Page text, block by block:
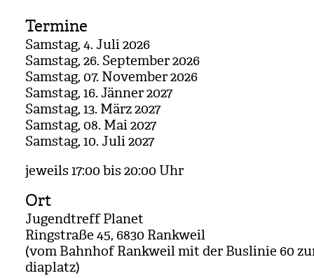
Termine
Sams­tag, 4. Juli 2026
Sams­tag, 26. Sep­tem­ber 2026
Sams­tag, 07. Novem­ber 2026
Sams­tag, 16. Jän­ner 2027
Sams­tag, 13. März 2027
Sams­tag, 08. Mai 2027
Sams­tag, 10. Juli 2027
jeweils 17:00 bis 20:00 Uhr
Ort
Jugend­treff Pla­net
Ring­straße 45, 6830 Rank­weil
(vom Bahn­hof Rank­weil mit der Bus­li­nie 60
di­a­platz)